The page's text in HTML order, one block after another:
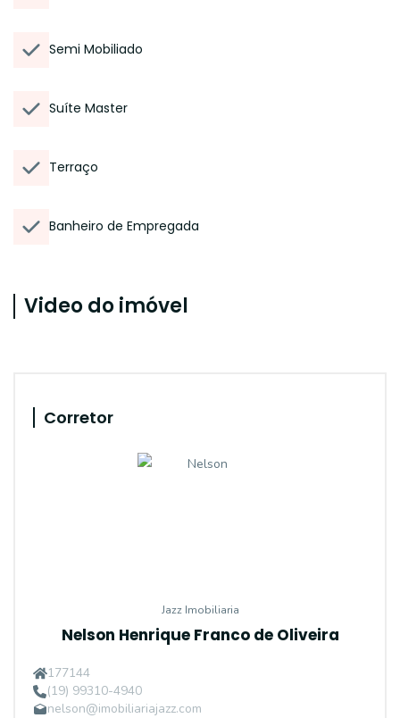
Semi Mobiliado
Suíte Master
Terraço
Banheiro de Empregada
Video do imóvel
Corretor
Jazz Imobiliaria
Nelson Henrique Franco de Oliveira
177144
(19) 99310-4940
nelson@imobiliariajazz.com